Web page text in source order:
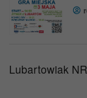
Lubartowiak